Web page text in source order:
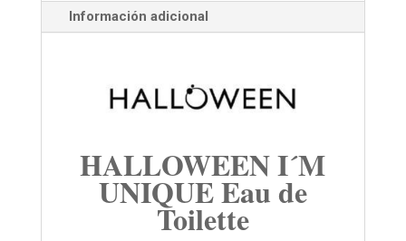
Información adicional
HALLOWEEN I´M
UNIQUE Eau de
Toilette